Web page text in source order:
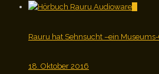
Rauru hat Sehnsucht –ein
18. Oktober 2016